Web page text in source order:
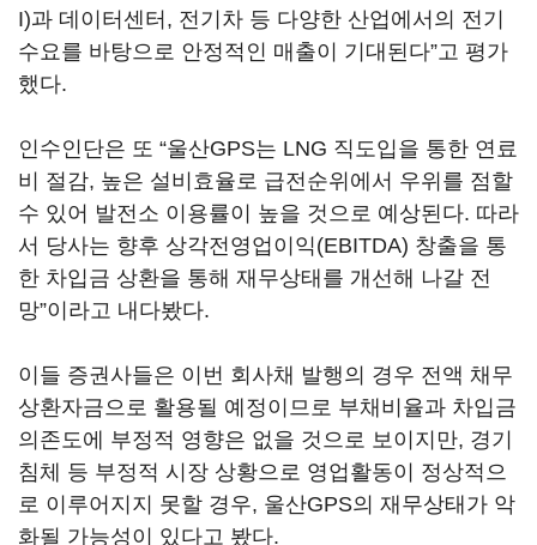
I)과 데이터센터, 전기차 등 다양한 산업에서의 전기
수요를 바탕으로 안정적인 매출이 기대된다”고 평가
했다.
인수인단은 또 “울산GPS는 LNG 직도입을 통한 연료
비 절감, 높은 설비효율로 급전순위에서 우위를 점할
수 있어 발전소 이용률이 높을 것으로 예상된다. 따라
서 당사는 향후 상각전영업이익(EBITDA) 창출을 통
한 차입금 상환을 통해 재무상태를 개선해 나갈 전
망”이라고 내다봤다.
이들 증권사들은 이번 회사채 발행의 경우 전액 채무
상환자금으로 활용될 예정이므로 부채비율과 차입금
의존도에 부정적 영향은 없을 것으로 보이지만, 경기
침체 등 부정적 시장 상황으로 영업활동이 정상적으
로 이루어지지 못할 경우, 울산GPS의 재무상태가 악
화될 가능성이 있다고 봤다.